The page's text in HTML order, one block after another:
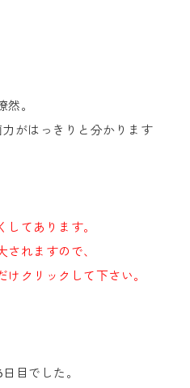
。
がはっきりと分かります
てあります。
れますので、
クリックして下さい。
目でした。